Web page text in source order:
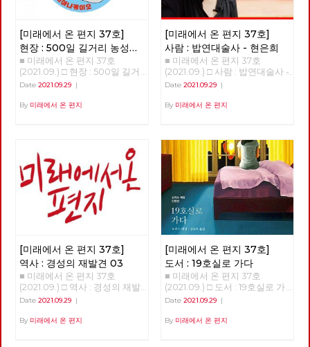
주 국민의 대부분이 지지한다는
다. 세계 곳곳에서 코로나와 함
께 상당히 새로운, 그러나 사실
새롭지도 않은 현상이 일어나는
것 같다. 국가 본위의 시대가 열
리고 있다. 코로나로 가시화되었
지만 예전에도 그 지점이 보였
다. 분수령은 2008년 자본주의
의 전체적 위기 상황이었다. 그
블록 위주의 경제 시대가 온 것
이다. 현재 금융이 아닌 실물 경
제에서 생산량이 가장 많은 나라
는 이제 더이상 미국이 아닌 중
국이다. 제조업과 농업 등 실물
경제에서는 그렇다. 통계를 보면
중국도 역시 국민총생산에서 무
다. 내수시장 위주 경제로 전환
이 예고된다. 국가화 시대 국가
화 시대의 도래 조짐이 13년 전
부터 보이고 있었다. 리만 브라
더스 사태 이후, 위기 상황에서
는 국가가 얼마든지 시장 균형을
있다는 것을 알게 되었다. 여태
[미래에서 온 편지 37호]
현장 : 500일 길거리 농성의
대답
■ 미래에서 온 편지 37호
(2021.09.) □ 현장 : 500일 길거
리 농성의 대답 500일 길거리
시당위원장 아시아나 케이오 노
지, 박정남 부지부장 동지, 김정
남 전지부장 동지, 기노진 감사
동지, 김하경 동지 다섯 분의 동
지들은 복직을 위해 서울고용노
동청을 점거하고 단식농성을 하
고, 뜨거운 아스팔트 위에서 삼
보일배를 하고, 투쟁문화제를 열
고 안 해본 투쟁이 없을 정도로
중 두 분은 길 위에서 정년을 맞
았습니다. 문재인 정부는 수백
조원 규모의 천문학적 공적 자금
을 자본가들에게 쏟아 부었습니
다. 여기에는 기간 산업이라는
이유로 항공 산업도 포함되었습
니다. 그러나 이러한 지원을 받
은 항공 산업에서 4,000명이 넘
Date 2021.09.29 |
By 미래에서 온 편지
[미래에서 온 편지 37호]
사람 : 밥연대술사 - 현은희
■ 미래에서 온 편지 37호
(2021.09.) □ 사람 : 밥연대술사 -
현은희 투쟁하는 이들에게 전하
아내는 현은희 동지를 만났습니
해도 돼요.’라고 적힌 편지를 받
았을 때, ‘연대가 저분들에게 정
말 희망이 되었구나‘ 라는 생각
에 너무 좋은 거에요. - 인터뷰
中에서 - 안보영, 적야 편집위원
Date 2021.09.29|
By 미래에서 온 편지
[미래에서 온 편지 37호]
역사 : 경성의 재발견 03
■ 미래에서 온 편지 37호
(2021.09.) □ 역사 : 경성의 재발
견 03 >>>>>>> 업로드 준비중
Date 2021.09.29 |
By 미래에서 온 편지
[미래에서 온 편지 37호]
도서 : 19호실로 가다
■ 미래에서 온 편지 37호
(2021.09.) □ 도서 : 19호실로 가
다 19호실로 가다 윤정현 도리
것은 그 작가가 어느 해인가 노
Date 2021.09.29|
By 미래에서 온 편지